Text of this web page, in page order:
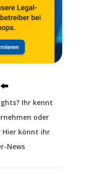
Ihr kennt
oder
Hier könnt ihr
News